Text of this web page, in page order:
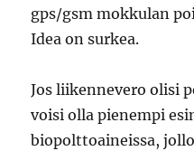
gps/gsm mokkulan
Idea on surkea.
Jos liikennevero olisi
voisi olla pienempi
biopolttoaineissa,